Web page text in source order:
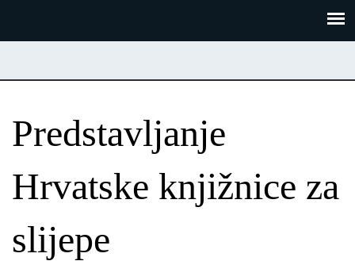
Predstavljanje
Hrvatske knjižnice za
slijepe